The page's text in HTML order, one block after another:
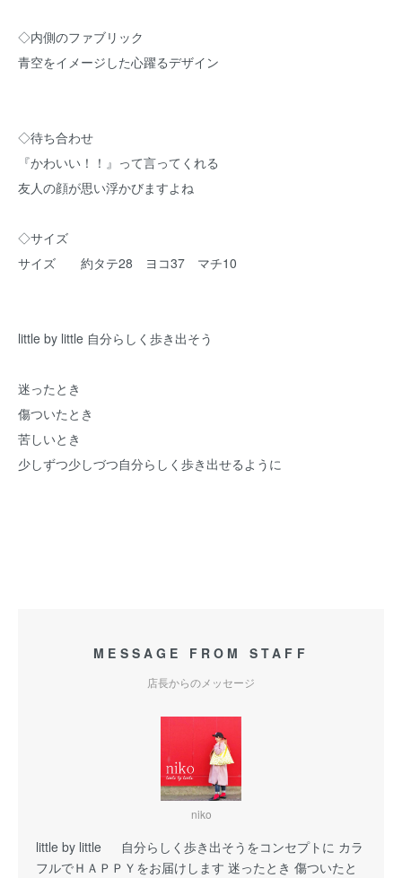
◇内側のファブリック
青空をイメージした心躍るデザイン
◇待ち合わせ
『かわいい！！』って言ってくれる
友人の顔が思い浮かびますよね
◇サイズ
サイズ 約タテ28 ヨコ37 マチ10
little by little 自分らしく歩き出そう
迷ったとき
傷ついたとき
苦しいとき
少しずつ少しづつ自分らしく歩き出せるように
MESSAGE FROM STAFF
店長からのメッセージ
niko
little by little 自分らしく歩き出そうをコンセプトに カラ
フルでＨＡＰＰＹをお届けします 迷ったとき 傷ついたと